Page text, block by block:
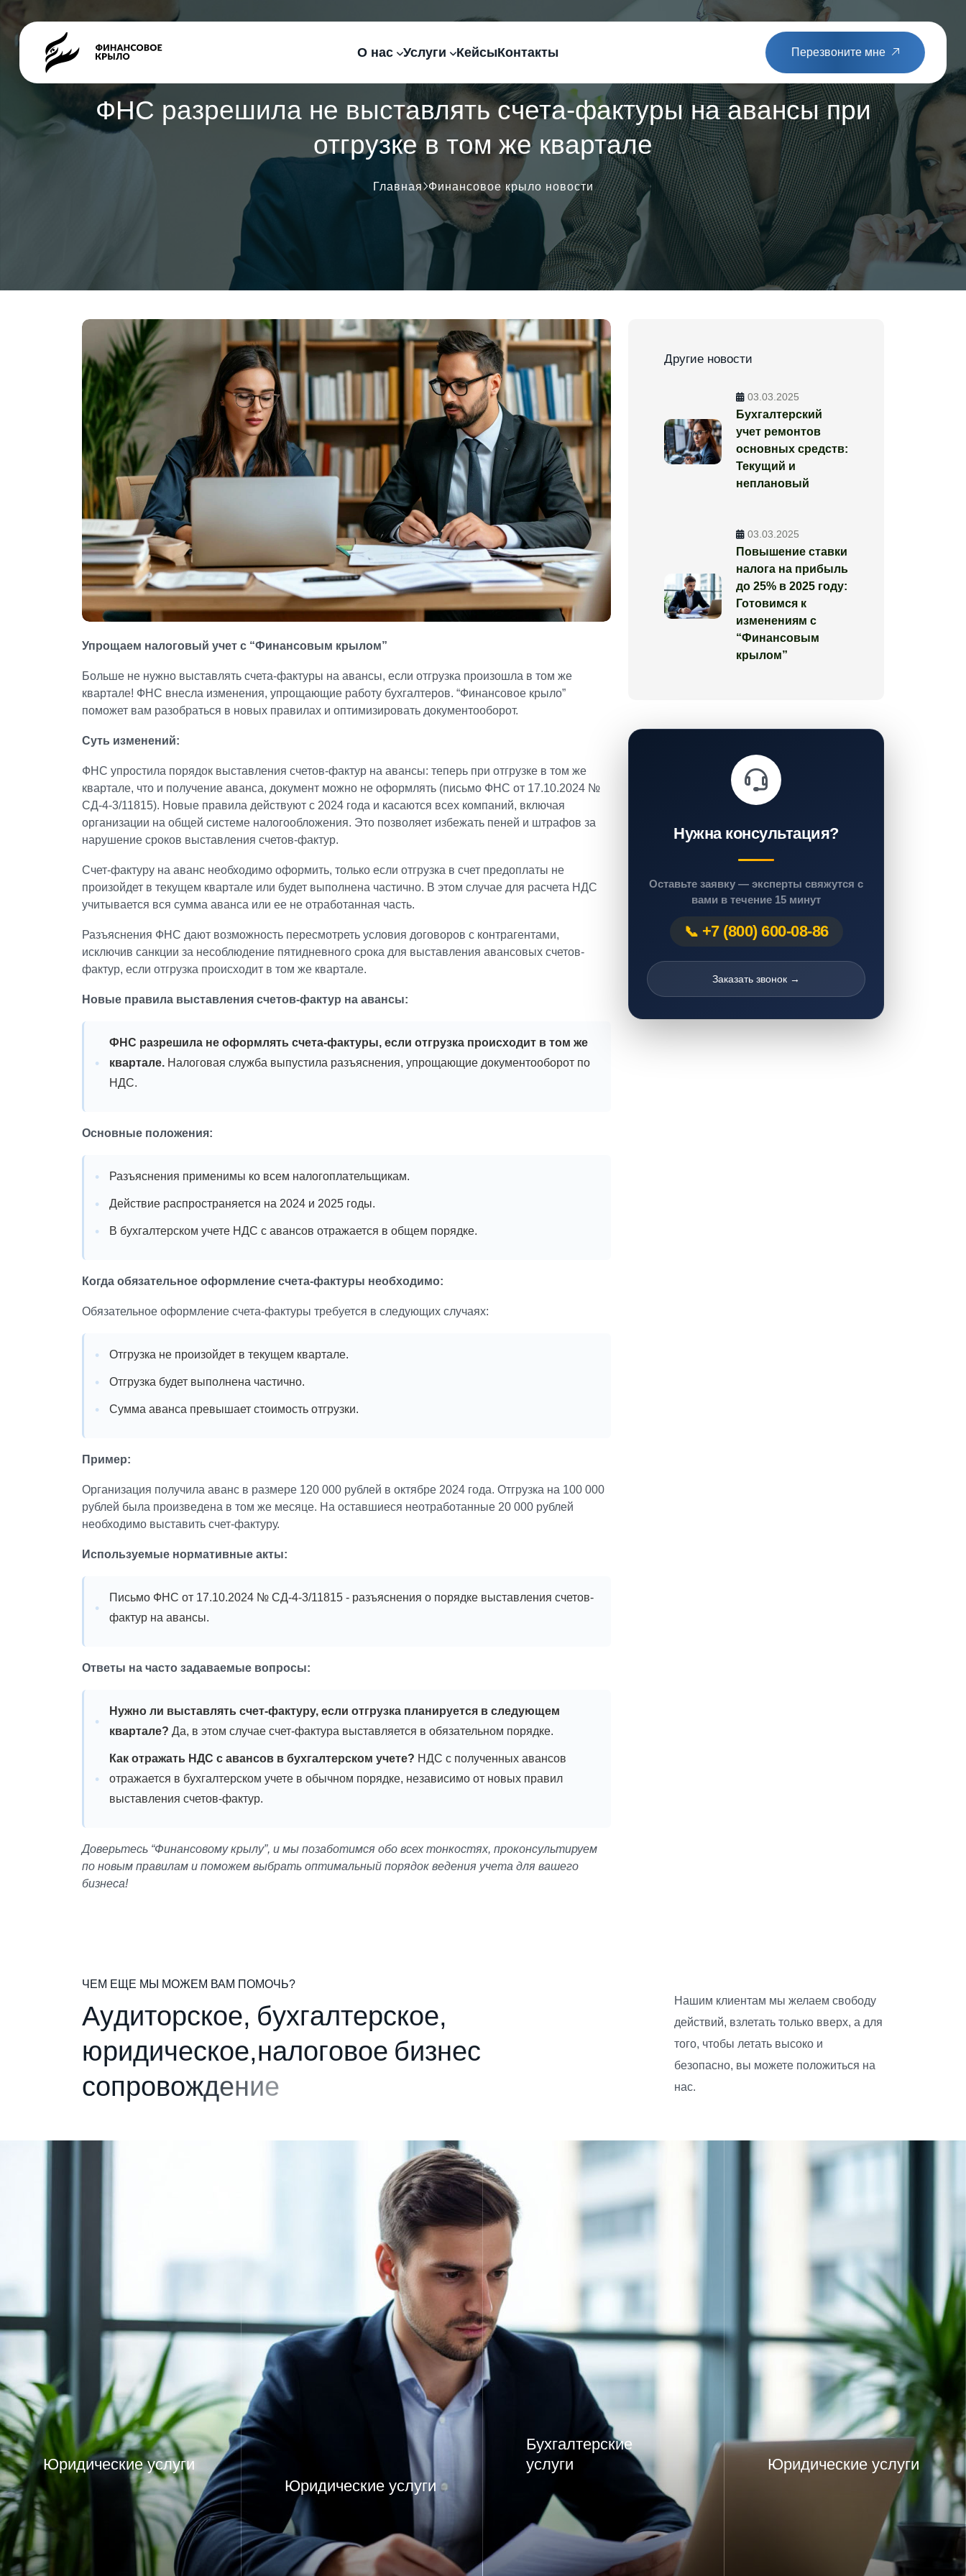
О нас Услуги КейсыКонтакты Перезвоните мне
ФНС разрешила не выставлять счета-фактуры на авансы при
отгрузке в том же квартале
Главная Финансовое крыло новости
Упрощаем налоговый учет с “Финансовым крылом”
Больше не нужно выставлять счета-фактуры на авансы, если отгрузка произошла в том же
квартале! ФНС внесла изменения, упрощающие работу бухгалтеров. “Финансовое крыло”
поможет вам разобраться в новых правилах и оптимизировать документооборот.
Суть изменений:
ФНС упростила порядок выставления счетов-фактур на авансы: теперь при отгрузке в том же
квартале, что и получение аванса, документ можно не оформлять (письмо ФНС от 17.10.2024 №
СД-4-3/11815). Новые правила действуют с 2024 года и касаются всех компаний, включая
организации на общей системе налогообложения. Это позволяет избежать пеней и штрафов за
нарушение сроков выставления счетов-фактур.
Счет-фактуру на аванс необходимо оформить, только если отгрузка в счет предоплаты не
произойдет в текущем квартале или будет выполнена частично. В этом случае для расчета НДС
учитывается вся сумма аванса или ее не отработанная часть.
Разъяснения ФНС дают возможность пересмотреть условия договоров с контрагентами,
исключив санкции за несоблюдение пятидневного срока для выставления авансовых счетов-
фактур, если отгрузка происходит в том же квартале.
Новые правила выставления счетов-фактур на авансы:
ФНС разрешила не оформлять счета-фактуры, если отгрузка происходит в том же
квартале. Налоговая служба выпустила разъяснения, упрощающие документооборот по
НДС.
Основные положения:
Разъяснения применимы ко всем налогоплательщикам.
Действие распространяется на 2024 и 2025 годы.
В бухгалтерском учете НДС с авансов отражается в общем порядке.
Когда обязательное оформление счета-фактуры необходимо:
Обязательное оформление счета-фактуры требуется в следующих случаях:
Отгрузка не произойдет в текущем квартале.
Отгрузка будет выполнена частично.
Сумма аванса превышает стоимость отгрузки.
Пример:
Организация получила аванс в размере 120 000 рублей в октябре 2024 года. Отгрузка на 100 000
рублей была произведена в том же месяце. На оставшиеся неотработанные 20 000 рублей
необходимо выставить счет-фактуру.
Используемые нормативные акты:
Письмо ФНС от 17.10.2024 № СД-4-3/11815 - разъяснения о порядке выставления счетов-
фактур на авансы.
Ответы на часто задаваемые вопросы:
Нужно ли выставлять счет-фактуру, если отгрузка планируется в следующем
квартале? Да, в этом случае счет-фактура выставляется в обязательном порядке.
Как отражать НДС с авансов в бухгалтерском учете? НДС с полученных авансов
отражается в бухгалтерском учете в обычном порядке, независимо от новых правил
выставления счетов-фактур.
Доверьтесь “Финансовому крылу”, и мы позаботимся обо всех тонкостях, проконсультируем
по новым правилам и поможем выбрать оптимальный порядок ведения учета для вашего
бизнеса!
Другие новости
03.03.2025
Бухгалтерский
учет ремонтов
основных средств:
Текущий и
неплановый
03.03.2025
Повышение ставки
налога на прибыль
до 25% в 2025 году:
Готовимся к
изменениям с
“Финансовым
крылом”
Нужна консультация?
Оставьте заявку — эксперты свяжутся с
вами в течение 15 минут
+7 (800) 600-08-86
Заказать звонок →
ЧЕМ ЕЩЕ МЫ МОЖЕМ ВАМ ПОМОЧЬ?
Аудиторское, бухгалтерское,
юридическое,налоговое бизнес
сопровождение
Нашим клиентам мы желаем свободу
действий, взлетать только вверх, а для
того, чтобы летать высоко и
безопасно, вы можете положиться на
нас.
Юридические услуги
Юридические услуги
Бухгалтерские
услуги
Юридические услуги